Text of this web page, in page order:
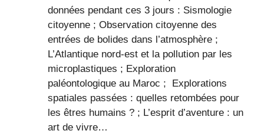
données pendant ces 3 jours : Sismologie
citoyenne ; Observation citoyenne des
entrées de bolides dans l’atmosphère ;
L’Atlantique nord-est et la pollution par les
microplastiques ; Exploration
paléontologique au Maroc ; Explorations
spatiales passées : quelles retombées pour
les êtres humains ? ; L’esprit d’aventure : un
art de vivre…